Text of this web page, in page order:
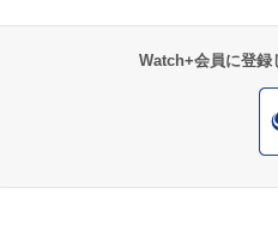
Watch+会員に登録